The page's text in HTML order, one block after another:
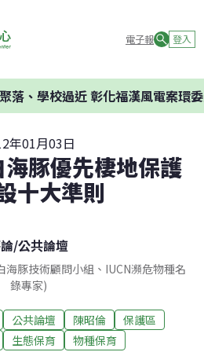
電子報 登入
、學校過近 彰化福漢風電案環委建
年01月03日
豚優先棲地保護
十大準則
/公共論壇
海豚技術顧問小組、IUCN瀕危物種名
錄專家)
公共論壇 陳昭倫
保護區
生態保育 物種保育